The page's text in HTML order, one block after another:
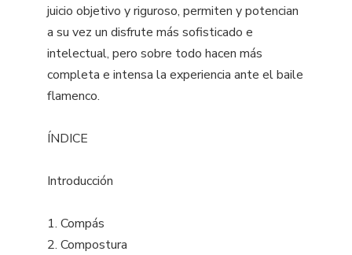
juicio objetivo y riguroso, permiten y potencian
a su vez un disfrute más sofisticado e
intelectual, pero sobre todo hacen más
completa e intensa la experiencia ante el baile
flamenco.
ÍNDICE
Introducción
1. Compás
2. Compostura